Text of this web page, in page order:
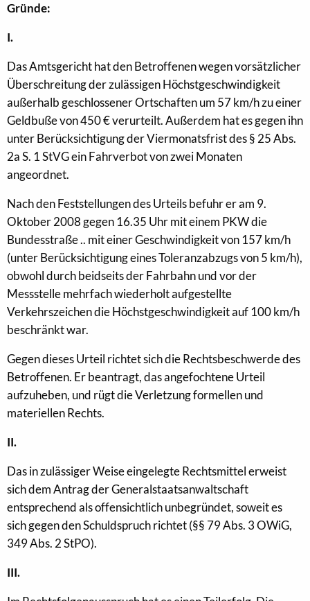
Gründe:
I.
Das Amtsgericht hat den Betroffenen wegen vorsätzlicher
Überschreitung der zulässigen Höchstgeschwindigkeit
außerhalb geschlossener Ortschaften um 57 km/h zu einer
Geldbuße von 450 € verurteilt. Außerdem hat es gegen ihn
unter Berücksichtigung der Viermonatsfrist des § 25 Abs.
2a S. 1 StVG ein Fahrverbot von zwei Monaten
angeordnet.
Nach den Feststellungen des Urteils befuhr er am 9.
Oktober 2008 gegen 16.35 Uhr mit einem PKW die
Bundesstraße .. mit einer Geschwindigkeit von 157 km/h
(unter Berücksichtigung eines Toleranzabzugs von 5 km/h),
obwohl durch beidseits der Fahrbahn und vor der
Messstelle mehrfach wiederholt aufgestellte
Verkehrszeichen die Höchstgeschwindigkeit auf 100 km/h
beschränkt war.
Gegen dieses Urteil richtet sich die Rechtsbeschwerde des
Betroffenen. Er beantragt, das angefochtene Urteil
aufzuheben, und rügt die Verletzung formellen und
materiellen Rechts.
II.
Das in zulässiger Weise eingelegte Rechtsmittel erweist
sich dem Antrag der Generalstaatsanwaltschaft
entsprechend als offensichtlich unbegründet, soweit es
sich gegen den Schuldspruch richtet (§§ 79 Abs. 3 OWiG,
349 Abs. 2 StPO).
III.